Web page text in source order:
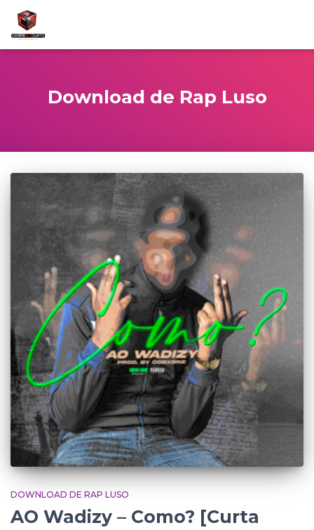
Download de Rap Luso
DOWNLOAD DE RAP LUSO
AO Wadizy – Como? [Curta